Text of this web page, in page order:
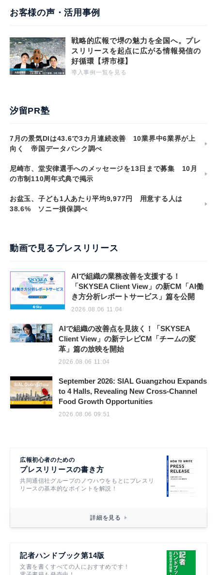
お客様の声・活用事例
戦略的広報で堺の魅力を全国へ。プレ
スリリースを起点に広がる情報発信の
好循環【堺市様】
導入事例一覧を見る
汐留PR塾
7月の景気DIは43.6で3カ月連続改善 10業界中6業界が上
向く 帝国データバンク調べ
尼崎市、堂安律選手へのメッセージを13日まで募集 10月
の市制110周年式典で掲示
お盆玉、子ども1人あたり平均9,977円 用意する人は
38.6% ソニー損保調べ
動画で見るプレスリリース
AIで組織の業務改善を支援する！
「SKYSEA Client View」の新CM「AI働
き方分析レポートサービス」篇を公開
2026.08.06 11:04
AIで組織の改善点を見抜く！「SKYSEA
Client View」の新テレビCM「チームの変
革」篇の放映を開始
2026.08.06 11:04
September 2026: SIAL Guangzhou Expands
to 4 Halls, Revealing New Cross-Channel
Food Growth Opportunities
2026.08.06 09:51
広報初心者のための
プレスリリースの書き方
共同通信社グループのノウハウをもとにプレスリ
リースの基本的なポイントを解説！
詳細を見る
記者ハンドブック第14版
文書を書くすべての人におすすめです！